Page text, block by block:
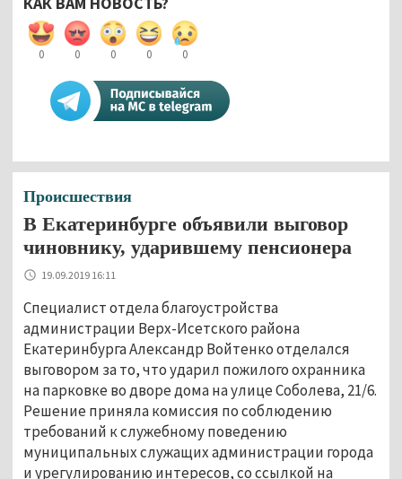
0 0 0 0 0
Происшествия
В Екатеринбурге объявили выговор
чиновнику, ударившему пенсионера
19.09.2019 16:11
Специалист отдела благоустройства
администрации Верх-Исетского района
Екатеринбурга Александр Войтенко отделался
выговором за то, что ударил пожилого охранника
на парковке во дворе дома на улице Соболева, 21/6.
Решение приняла комиссия по соблюдению
требований к служебному поведению
муниципальных служащих администрации города
и урегулированию интересов, со ссылкой на